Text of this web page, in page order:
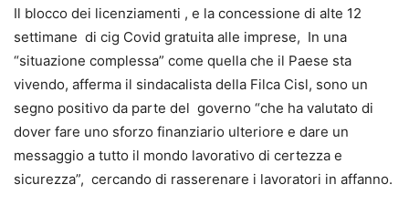
Il blocco dei licenziamenti , e la concessione di alte 12
settimane di cig Covid gratuita alle imprese, In una
“situazione complessa” come quella che il Paese sta
vivendo, afferma il sindacalista della Filca Cisl, sono un
segno positivo da parte del governo “che ha valutato di
dover fare uno sforzo finanziario ulteriore e dare un
messaggio a tutto il mondo lavorativo di certezza e
sicurezza”, cercando di rasserenare i lavoratori in affanno.